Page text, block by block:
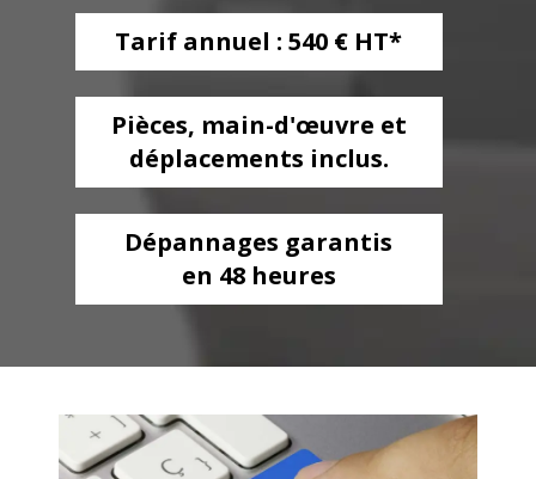
Tarif annuel : 540 € HT*
Pièces, main-d'œuvre et
déplacements inclus.
Dépannages garantis
en 48 heures